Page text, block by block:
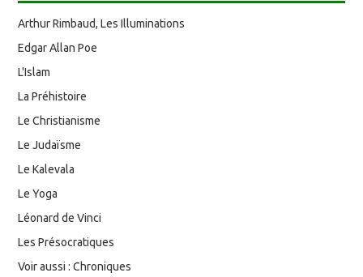
Arthur Rimbaud, Les Illuminations
Edgar Allan Poe
L'Islam
La Préhistoire
Le Christianisme
Le Judaïsme
Le Kalevala
Le Yoga
Léonard de Vinci
Les Présocratiques
Voir aussi : Chroniques